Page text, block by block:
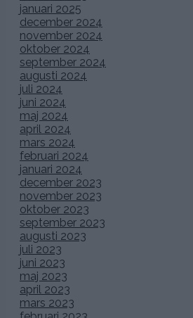
januari 2025
december 2024
november 2024
oktober 2024
september 2024
augusti 2024
juli 2024
juni 2024
maj 2024
april 2024
mars 2024
februari 2024
januari 2024
december 2023
november 2023
oktober 2023
september 2023
augusti 2023
juli 2023
juni 2023
maj 2023
april 2023
mars 2023